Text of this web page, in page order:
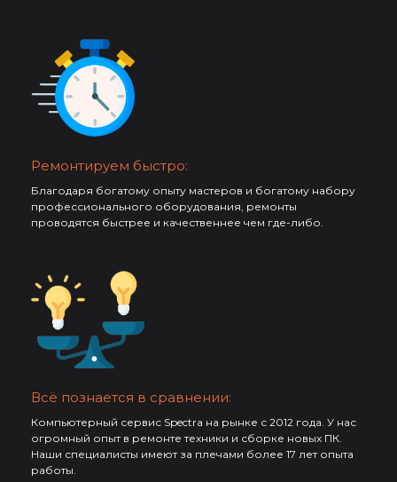
Ремонтируем быстро:
Благодаря богатому опыту мастеров и богатому набору
профессионального оборудования, ремонты
проводятся быстрее и качественнее чем где-либо.
Всё познается в сравнении:
Компьютерный сервис Spectra на рынке с 2012 года. У нас
огромный опыт в ремонте техники и сборке новых ПК.
Наши специалисты имеют за плечами более 17 лет опыта
работы.